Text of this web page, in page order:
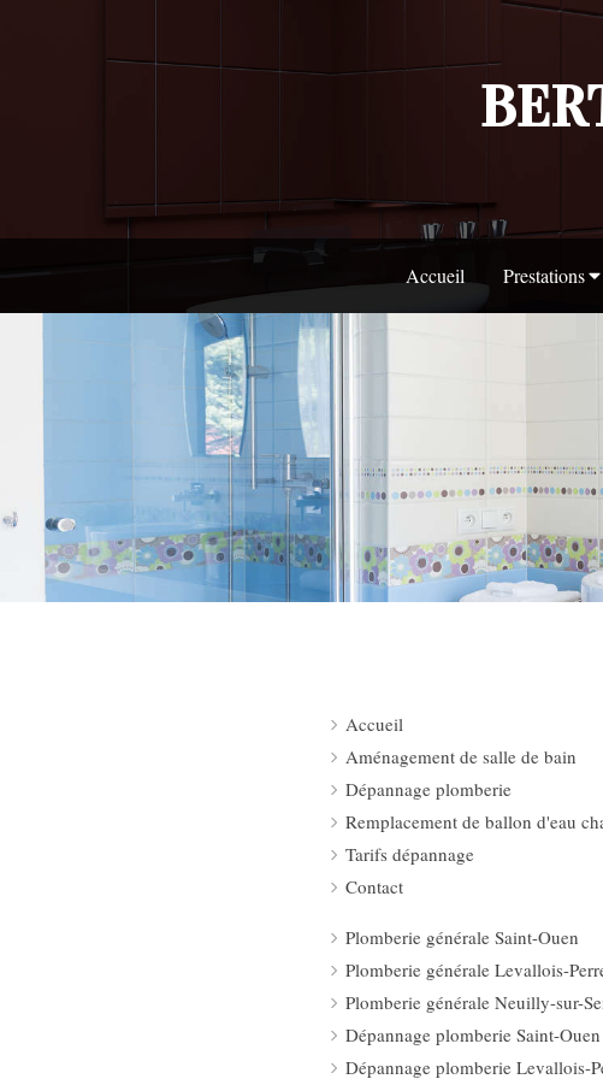
Accueil Prestations
Accueil
Aménagement de salle de bain
Dépannage plomberie
Remplacement de ballon d'eau
Tarifs dépannage
Contact
Plomberie générale Saint-Ouen
Plomberie générale Levallois-
Plomberie générale Neuilly-sur-
Dépannage plomberie Saint-Ouen
Dépannage plomberie Levallois-